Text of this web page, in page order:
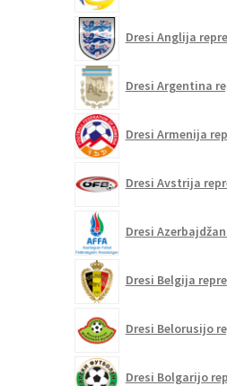
Dresi Anglija
Dresi Argentina
Dresi Armenija
Dresi Avstrija
Dresi
Dresi Belgija
Dresi Belorusijo
Dresi Bolgarijo